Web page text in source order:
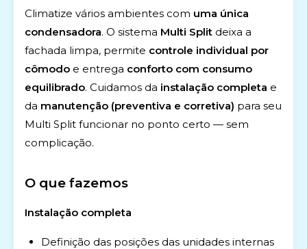
Climatize vários ambientes com uma única
condensadora. O sistema Multi Split deixa a
fachada limpa, permite controle individual por
cômodo e entrega conforto com consumo
equilibrado. Cuidamos da instalação completa e
da manutenção (preventiva e corretiva) para seu
Multi Split funcionar no ponto certo — sem
complicação.
O que fazemos
Instalação completa
Definição das posições das unidades internas